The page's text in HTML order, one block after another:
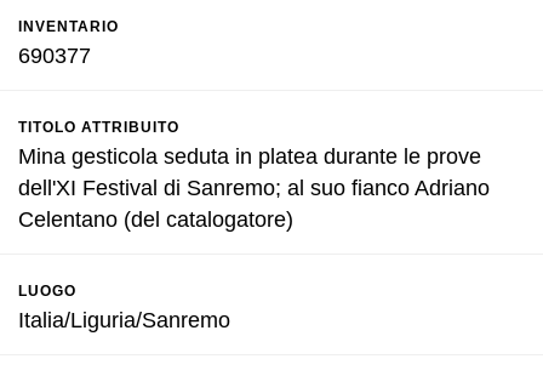
INVENTARIO
690377
TITOLO ATTRIBUITO
Mina gesticola seduta in platea durante le prove
dell'XI Festival di Sanremo; al suo fianco Adriano
Celentano (del catalogatore)
LUOGO
Italia/Liguria/Sanremo